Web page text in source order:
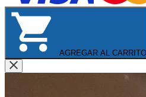
AGREGAR AL CARRITO